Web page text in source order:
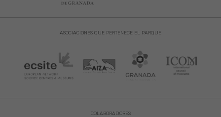
ASOCIACIONES QUE PERTENECE EL PARQUE
COLABORADORES